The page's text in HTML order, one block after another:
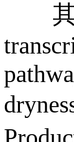
其中